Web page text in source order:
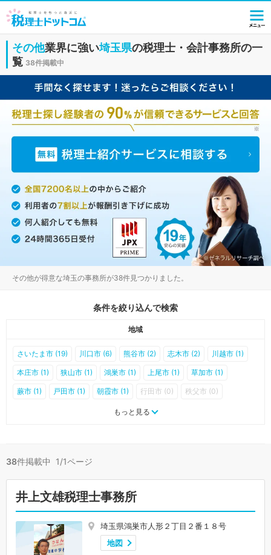
その他業界に強い埼玉県の税理士・会計事務所の一
覧 38件掲載中
その他が得意な埼玉の事務所が38件見つかりました。
条件を絞り込んで検索
地域
さいたま市 (19) 川口市 (6) 熊谷市 (2) 志木市 (2) 川越市 (1)
本庄市 (1) 狭山市 (1) 鴻巣市 (1) 上尾市 (1) 草加市 (1)
蕨市 (1) 戸田市 (1) 朝霞市 (1) 行田市 (0) 秩父市 (0)
加須市 (0) 東松山市 (0)
富士見市 (0) 三郷市 (0)
伊奈町 (0) 三芳町 (0) 毛呂山町 (0)
嵐山町 (0) 小川町 (0) 川島町 (0) 吉見町 (0) 鳩山町 (0)
ときがわ町 (0) 横瀬町 (0) 皆野町 (0)
もっと見る
38件掲載中 1/1ページ
井上文雄税理士事務所
埼玉県鴻巣市人形２丁目２番１８号
地図